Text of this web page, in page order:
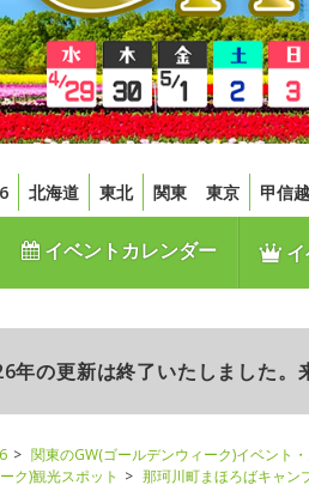
北海道 東北 関東 東京 甲信越
イベントカレンダー イ
年の更新は終了いたしました。
関東のGW(ゴールデンウィーク)イベント
ク)観光スポット
那珂川町まほろばキャン